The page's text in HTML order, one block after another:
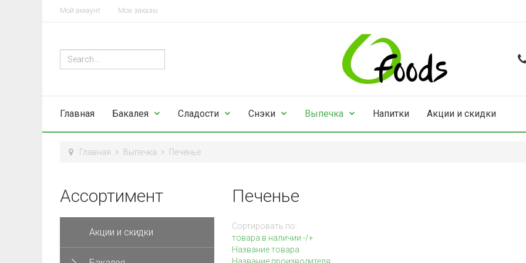
Мой аккаунт Мои заказы
Главная Бакалея Сладости Снэки Выпечка Напитки Акции и скидки
Главная Выпечка Печенье
Печенье
Сортировать по:
товара в наличии -/+
Название товара
Ассортимент
Акции и скидки